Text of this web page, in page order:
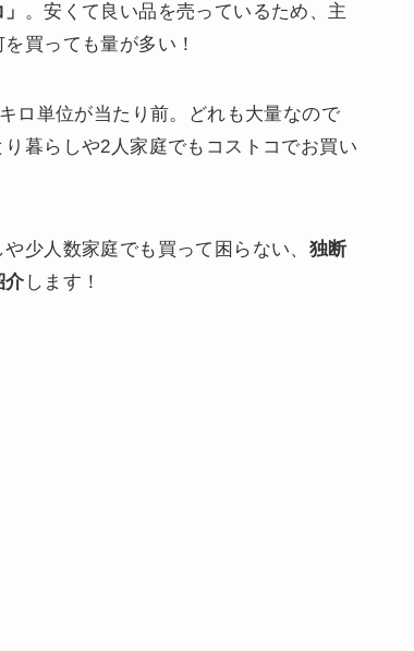
。安くて良い品を売っているため、主
買っても量が多い！
ロ単位が当たり前。どれも大量なので
暮らしや2人家庭でもコストコでお買い
少人数家庭でも買って困らない、 独断
介します！